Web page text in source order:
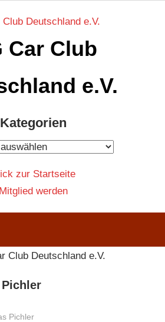
Car Club
e.V.
Kategorien
zur Startseite
Mitglied werden
Pichler